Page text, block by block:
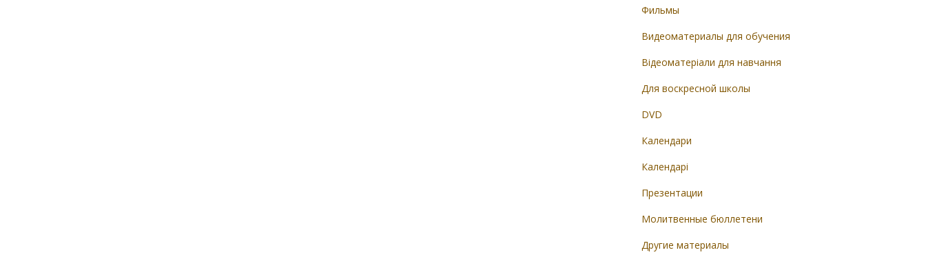
Фильмы
Видеоматериалы для обучения
Відеоматеріали для навчання
Для воскресной школы
DVD
Календари
Календарі
Презентации
Молитвенные бюллетени
Другие материалы